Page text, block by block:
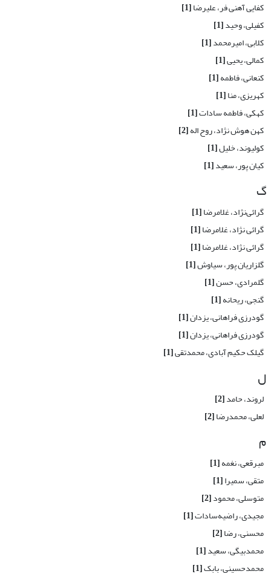
کفایی آهنی فر، علیرضا[1]
کفیلی، وحید[1]
کلابی، امیرمحمد[1]
کمالی، یحیی[1]
کنعانی، فاطمه[1]
کهریزی، منا[1]
کهکی، فاطمه سادات[1]
کهن هوش نژاد، روح اله[2]
کولیوند، خلیل[1]
کیان پور، سعید[1]
گ
گرائی‌نژاد، غلامرضا[1]
گرائی‏ نژاد، غلامرضا[1]
گرائی نژاد، غلامرضا[1]
گلزاریان پور، سیاوش[1]
گلمرادی، حسن[1]
گنجی، ریحانه[1]
گودرزی فراهانی، یزدان[1]
گودرزی فراهانی، یزدان[1]
گیلک حکیم آبادی، محمدتقی[1]
ل
لروند، حامد[2]
لعلی، محمدرضا[2]
م
مبرقعی، نغمه[1]
متقی، سمیرا[1]
متوسلی، محمود[2]
مجیدی، راضیه‌سادات[1]
محسنی، رضا[2]
محمدبیگی، سعید[1]
محمدحسینی، بابک[1]